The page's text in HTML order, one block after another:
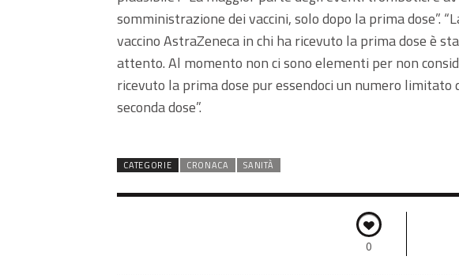
somministrazione dei vaccini, solo dopo la prima dose”.
vaccino AstraZeneca in chi ha ricevuto la prima dose è
attento. Al momento non ci sono elementi per non
ricevuto la prima dose pur essendoci un numero
seconda dose”.
CATEGORIE CRONACA SANITÀ
0